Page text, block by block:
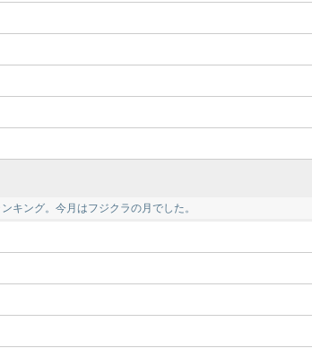
キング。今月はフジクラの月でした。